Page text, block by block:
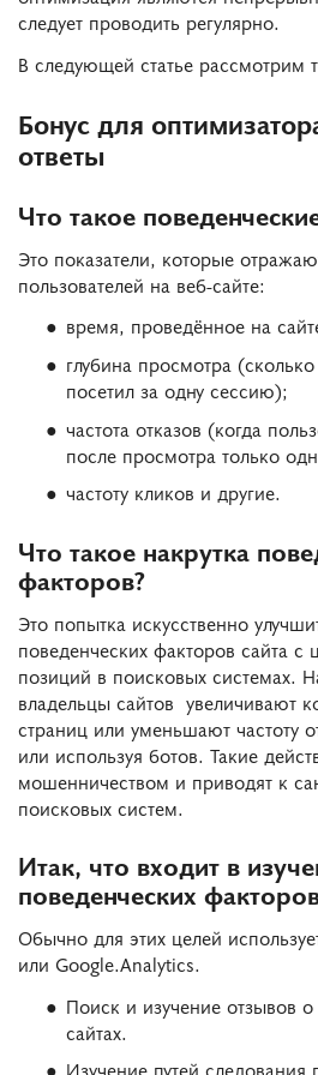
следует проводить регулярно.
В следующей статье рассмотрим
Бонус для
ответы
Что такое
Это показатели, которые
пользователей на веб-сайте:
время, проведённое на
глубина просмотра
посетил за одну сессию);
частота отказов (когда
после просмотра только
частоту кликов и другие.
Что такое накрутка
факторов?
Это попытка искусственно
поведенческих факторов сайта с
позиций в поисковых системах.
владельцы сайтов увеличивают
страниц или уменьшают частоту
или используя ботов. Такие
мошенничеством и приводят к
поисковых систем.
Итак, что входит в
поведенческих
Обычно для этих целей
или Google.Analytics.
Поиск и изучение отзывов
сайтах.
Изучение путей следования